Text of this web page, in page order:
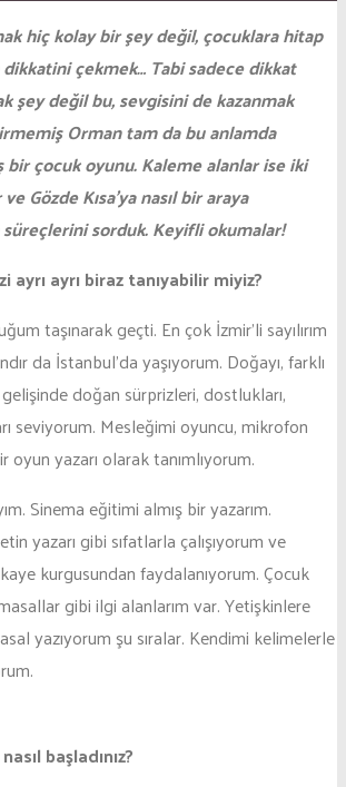
hiç kolay bir şey değil, çocuklara hitap
çekmek… Tabi sadece dikkat
şey değil bu, sevgisini de kazanmak
Orman tam da bu anlamda
bir çocuk oyunu. Kaleme alanlar ise iki
Gözde Kısa’ya nasıl bir araya
sorduk. Keyifli okumalar!
ayrı ayrı biraz tanıyabilir miyiz?
taşınarak geçti. En çok İzmir’li sayılırım
da İstanbul’da yaşıyorum. Doğayı, farklı
doğan sürprizleri, dostlukları,
seviyorum. Mesleğimi oyuncu, mikrofon
yazarı olarak tanımlıyorum.
Sinema eğitimi almış bir yazarım.
yazarı gibi sıfatlarla çalışıyorum ve
kurgusundan faydalanıyorum. Çocuk
gibi ilgi alanlarım var. Yetişkinlere
yazıyorum şu sıralar. Kendimi kelimelerle
başladınız?